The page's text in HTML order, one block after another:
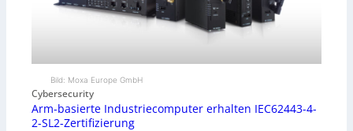
Bild: Moxa Europe GmbH
Cybersecurity
Arm-basierte Industriecomputer erhalten IEC62443-4-
2-SL2-Zertifizierung